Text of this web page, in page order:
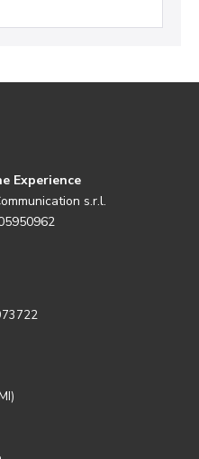
Experience
s.r.l.